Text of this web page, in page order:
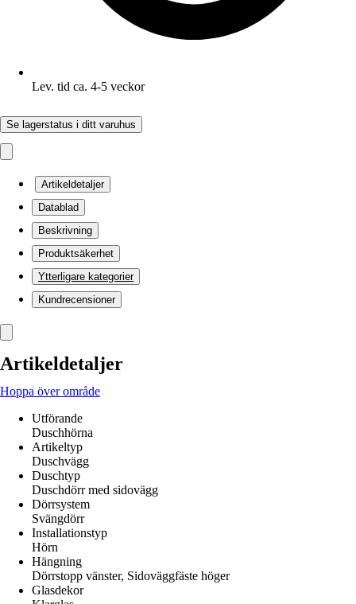
Lev. tid ca. 4-5 veckor
Se lagerstatus i ditt varuhus
Artikeldetaljer
Datablad
Beskrivning
Produktsäkerhet
Ytterligare kategorier
Kundrecensioner
Artikeldetaljer
Hoppa över område
Utförande
Duschhörna
Artikeltyp
Duschvägg
Duschtyp
Duschdörr med sidovägg
Dörrsystem
Svängdörr
Installationstyp
Hörn
Hängning
Dörrstopp vänster, Sidoväggfäste höger
Glasdekor